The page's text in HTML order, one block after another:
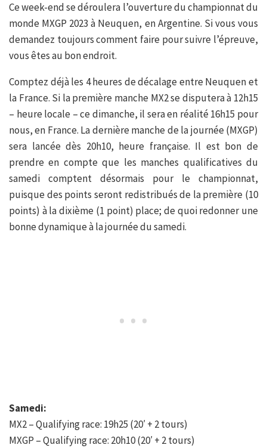
Ce week-end se déroulera l’ouverture du championnat du
monde MXGP 2023 à Neuquen, en Argentine. Si vous vous
demandez toujours comment faire pour suivre l’épreuve,
vous êtes au bon endroit.
Comptez déjà les 4 heures de décalage entre Neuquen et
la France. Si la première manche MX2 se disputera à 12h15
– heure locale – ce dimanche, il sera en réalité 16h15 pour
nous, en France. La dernière manche de la journée (MXGP)
sera lancée dès 20h10, heure française. Il est bon de
prendre en compte que les manches qualificatives du
samedi comptent désormais pour le championnat,
puisque des points seront redistribués de la première (10
points) à la dixième (1 point) place; de quoi redonner une
bonne dynamique à la journée du samedi.
Samedi:
MX2 – Qualifying race: 19h25 (20′ + 2 tours)
MXGP – Qualifying race: 20h10 (20′ + 2 tours)